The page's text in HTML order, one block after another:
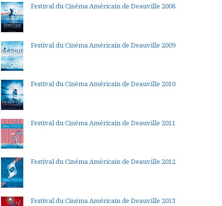
Festival du Cinéma Américain de Deauville 2008
Festival du Cinéma Américain de Deauville 2009
Festival du Cinéma Américain de Deauville 2010
Festival du Cinéma Américain de Deauville 2011
Festival du Cinéma Américain de Deauville 2012
Festival du Cinéma Américain de Deauville 2013